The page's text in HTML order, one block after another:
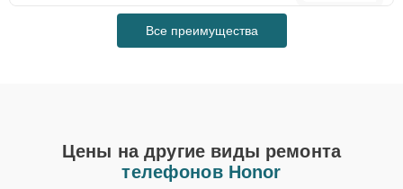
Все преимущества
Цены на другие виды ремонта
телефонов Honor